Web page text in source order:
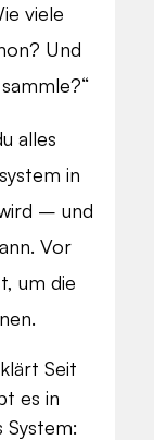
viele
Und
alles
in
– und
Vor
um die
Seit
es in
System: